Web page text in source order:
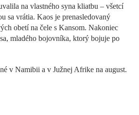
na vlastného syna kliatbu – všetcí
sa vrátia. Kaos je prenasledovaný
obetí na čele s Kansom. Nakoniec
mladého bojovníka, ktorý bojuje po
v Namibii a v Južnej Afrike na august.